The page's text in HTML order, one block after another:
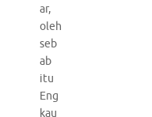
ar,
oleh
seb
ab
itu
Eng
kau